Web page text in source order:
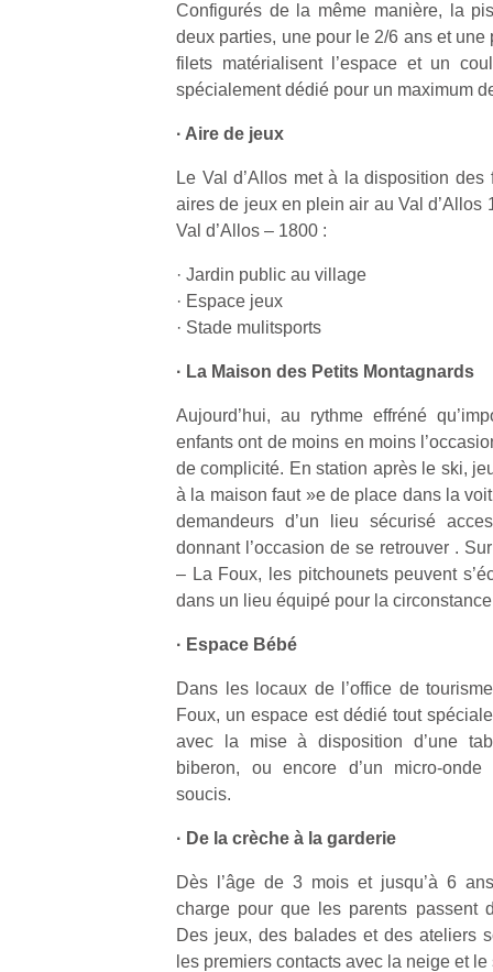
Configurés de la même manière, la
deux parties, une pour le 2/6 ans et
filets matérialisent l’espace et un
spécialement dédié pour un maximum
· Aire de jeux
Le Val d’Allos met à la disposition
aires de jeux en plein air au Val d’Allos
Val d’Allos – 1800 :
· Jardin public au village
· Espace jeux
· Stade mulitsports
· La Maison des Petits Montagnards
Aujourd’hui, au rythme effréné
enfants ont de moins en moins
de complicité. En station après le ski,
à la maison faut »e de place dans la
demandeurs d’un lieu sécurisé
donnant l’occasion de se retrouver .
– La Foux, les pitchounets peuvent
dans un lieu équipé pour la
· Espace Bébé
Dans les locaux de l’office de
Foux, un espace est dédié tout
avec la mise à disposition d’une
biberon, ou encore d’un micro-
soucis.
· De la crèche à la garderie
Dès l’âge de 3 mois et jusqu’à 6
charge pour que les parents passent
Des jeux, des balades et des ateliers
les premiers contacts avec la neige et le